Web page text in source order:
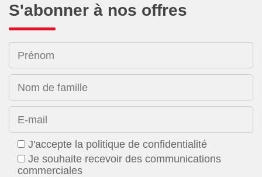
S'abonner à nos offres
Prénom
Nom de famille
E-mail
J'accepte la politique de confidentialité
Je souhaite recevoir des communications
commerciales